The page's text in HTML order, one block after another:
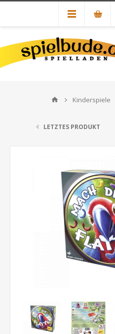
Kinderspiele
LETZTES PRODUKT